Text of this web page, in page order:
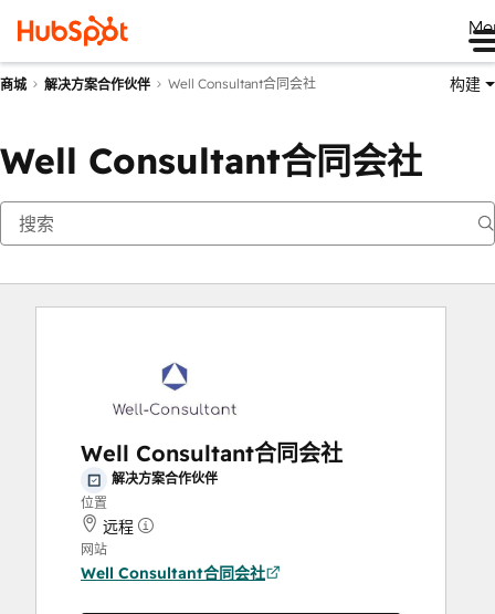
商城 解决方案合作伙伴 Well Consultant合同会社 构建
Well Consultant合同会社
Well Consultant合同会社
解决方案合作伙伴
位置
远程
网站
Well Consultant合同会社